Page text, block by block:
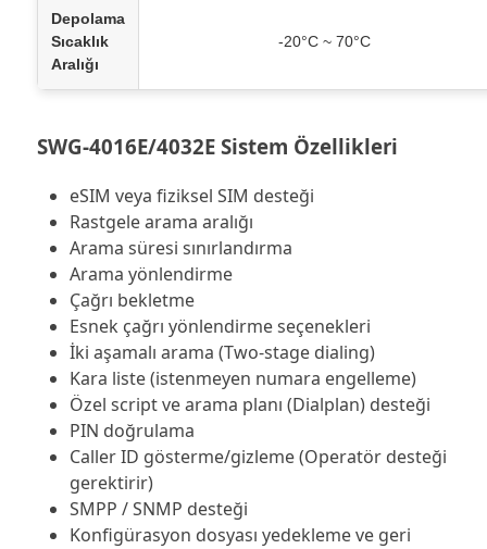
Depolama
Sıcaklık
Aralığı
-20°C ~ 70°C
SWG-4016E/4032E Sistem Özellikleri
eSIM veya fiziksel SIM desteği
Rastgele arama aralığı
Arama süresi sınırlandırma
Arama yönlendirme
Çağrı bekletme
Esnek çağrı yönlendirme seçenekleri
İki aşamalı arama (Two-stage dialing)
Kara liste (istenmeyen numara engelleme)
Özel script ve arama planı (Dialplan) desteği
PIN doğrulama
Caller ID gösterme/gizleme (Operatör desteği
gerektirir)
SMPP / SNMP desteği
Konfigürasyon dosyası yedekleme ve geri